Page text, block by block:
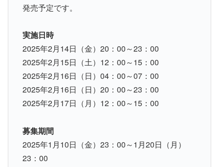
発売予定です。
実施日時
2025年2月14日（金）20：00～23：00
2025年2月15日（土）12：00～15：00
2025年2月16日（日）04：00～07：00
2025年2月16日（日）20：00～23：00
2025年2月17日（月）12：00～15：00
募集期間
2025年1月10日（金）23：00～1月20日（月）
23：00